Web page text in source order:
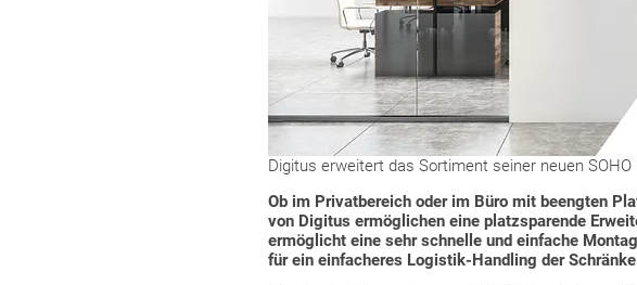
Digitus erweitert das Sortiment seiner neuen SOHO
Ob im Privatbereich oder im Büro mit beengten
von Digitus ermöglichen eine platzsparende
ermöglicht eine sehr schnelle und einfache
für ein einfacheres Logistik-Handling der